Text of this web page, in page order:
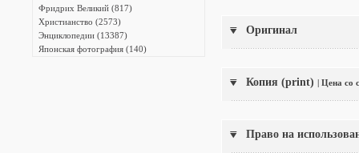
Фридрих Великий (817)
Христианство (2573)
Энциклопедии (13387)
Японская фотография (140)
Оригинал
Копия (print) | Цена со
Право на